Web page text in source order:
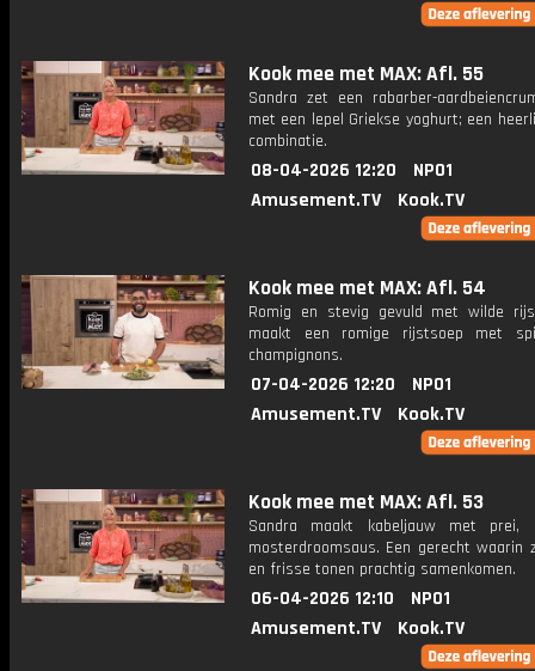
Kook mee met MAX: Afl. 55
Sandra zet een rabarber-
met een lepel Griekse yoghurt; een
combinatie.
08-04-2026 12:20
NPO1
Amusement.TV
Kook.TV
Kook mee met MAX: Afl. 54
Romig en stevig gevuld met wilde
maakt een romige rijstsoep met
champignons.
07-04-2026 12:20
NPO1
Amusement.TV
Kook.TV
Kook mee met MAX: Afl. 53
Sandra maakt kabeljauw met prei,
mosterdroomsaus. Een gerecht waarin
en frisse tonen prachtig samenkomen.
06-04-2026 12:10
NPO1
Amusement.TV
Kook.TV